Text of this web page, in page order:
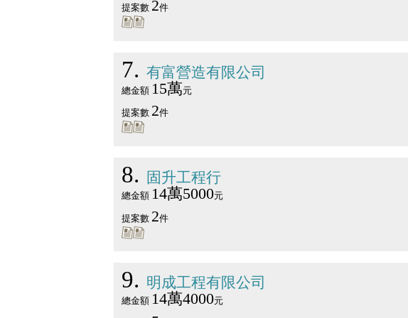
提案數 2件
7 有富營造有限公司
總金額 15萬元
提案數 2件
8 固升工程行
總金額 14萬5000元
提案數 2件
9 明成工程有限公司
總金額 14萬4000元